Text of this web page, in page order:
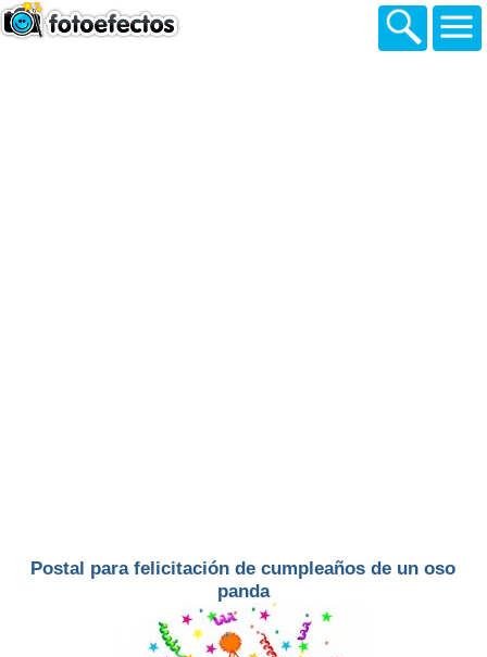
Postal para felicitación de cumpleaños de un oso
panda